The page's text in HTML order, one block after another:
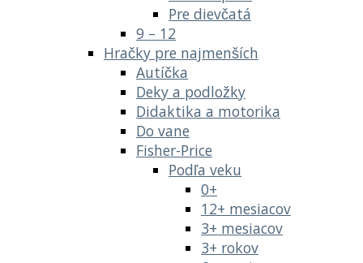
Pre dievčatá
9 – 12
Hračky pre najmenších
Autíčka
Deky a podložky
Didaktika a motorika
Do vane
Fisher-Price
Podľa veku
0+
12+ mesiacov
3+ mesiacov
3+ rokov